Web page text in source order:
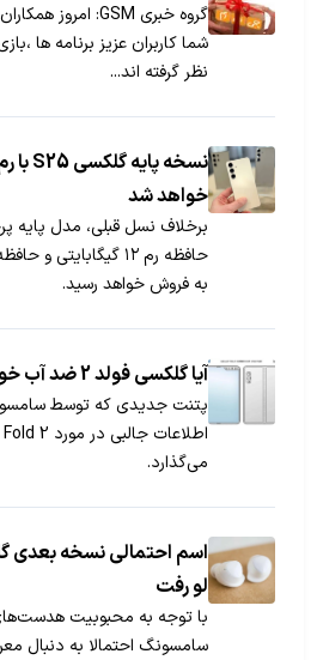
شما کاربران عزیز برنامه ها
نظر گرفته اند...
خواهد شد
برخلاف نسل قبلی، مدل پایه
به فروش خواهد رسید.
آیا گلکسی فولد 2 ضد آب خواهد بود؟
پتنت جدیدی که توسط
می‌گذارد.
اسم احتمالی نسخه بعدی
لو رفت
با توجه به محبوبیت
سامسونگ احتمالا به دنبال